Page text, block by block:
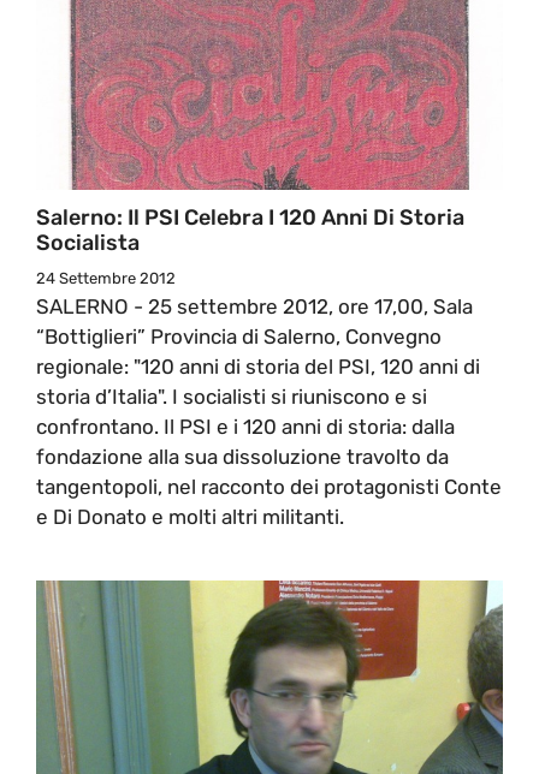
Salerno: Il PSI Celebra I 120 Anni Di Storia
Socialista
24 Settembre 2012
SALERNO - 25 settembre 2012, ore 17,00, Sala
“Bottiglieri” Provincia di Salerno, Convegno
regionale: "120 anni di storia del PSI, 120 anni di
storia d’Italia". I socialisti si riuniscono e si
confrontano. Il PSI e i 120 anni di storia: dalla
fondazione alla sua dissoluzione travolto da
tangentopoli, nel racconto dei protagonisti Conte
e Di Donato e molti altri militanti.